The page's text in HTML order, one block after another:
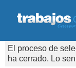
El proceso de
ha cerrado. Lo